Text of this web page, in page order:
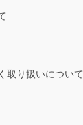
取り扱いについて